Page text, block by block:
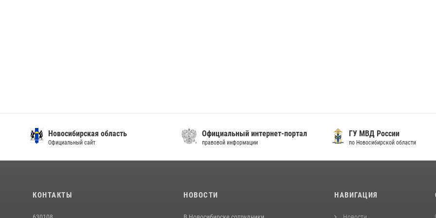
Новосибирская область
Официальный сайт
Официальный интернет-портал
правовой информации
ГУ МВД России
по Новосибирской области
КОНТАКТЫ НОВОСТИ НАВИГАЦИЯ